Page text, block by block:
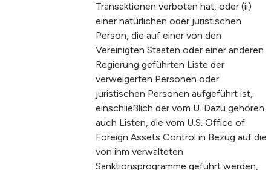
Transaktionen verboten hat, oder (ii)
einer natürlichen oder juristischen
Person, die auf einer von den
Vereinigten Staaten oder einer anderen
Regierung geführten Liste der
verweigerten Personen oder
juristischen Personen aufgeführt ist,
einschließlich der vom U. Dazu gehören
auch Listen, die vom U.S. Office of
Foreign Assets Control in Bezug auf die
von ihm verwalteten
Sanktionsprogramme geführt werden,